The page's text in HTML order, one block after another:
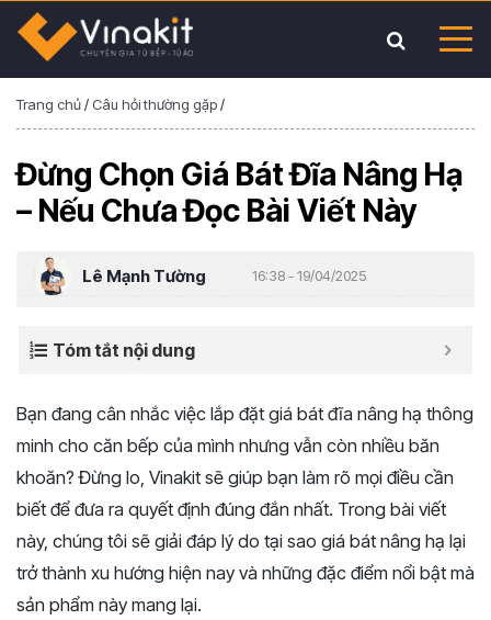
Trang chủ/ Câu hỏi thường gặp/
Đừng Chọn Giá Bát Đĩa Nâng Hạ
– Nếu Chưa Đọc Bài Viết Này
Lê Mạnh Tường 16:38 - 19/04/2025
Tóm tắt nội dung
Bạn đang cân nhắc việc lắp đặt giá bát đĩa nâng hạ thông
minh cho căn bếp của mình nhưng vẫn còn nhiều băn
khoăn? Đừng lo, Vinakit sẽ giúp bạn làm rõ mọi điều cần
biết để đưa ra quyết định đúng đắn nhất. Trong bài viết
này, chúng tôi sẽ giải đáp lý do tại sao giá bát nâng hạ lại
trở thành xu hướng hiện nay và những đặc điểm nổi bật mà
sản phẩm này mang lại.